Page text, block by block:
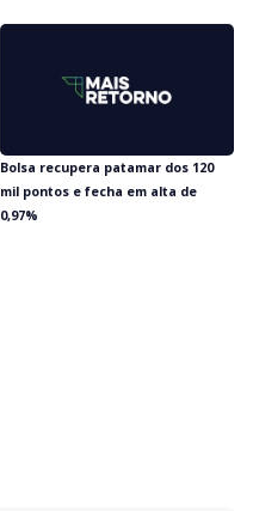
Bolsa recupera patamar dos 120
mil pontos e fecha em alta de
0,97%